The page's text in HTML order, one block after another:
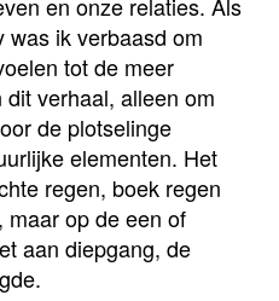
was ik verbaasd om
tot de meer
verhaal, alleen om
de plotselinge
elementen. Het
regen, boek regen
maar op de een of
aan diepgang, de